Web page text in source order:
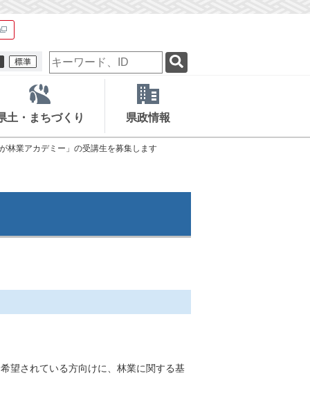
検
索
ー
ー
ド
土・まちづくり 県政情報
林業アカデミー」の受講生を募集します
望されている方向けに、林業に関する基